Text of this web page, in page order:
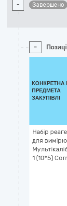
- Завершено
-
КОНКРЕТНА
ПРЕДМЕТА
ЗАКУПІВЛІ
Набір
для
1 (10*5)